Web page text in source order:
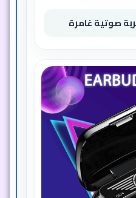
صوتية غامرة